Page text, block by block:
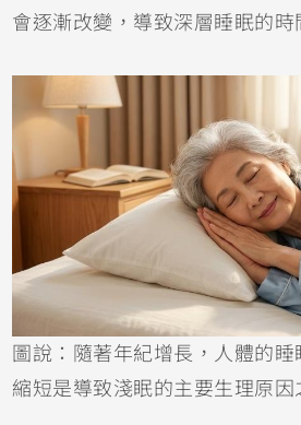
會逐漸改變，導致深層睡眠的時
圖說：隨著年紀增長，人體的
縮短是導致淺眠的主要生理原因